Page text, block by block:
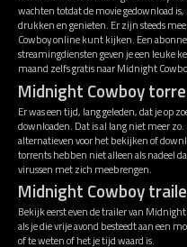
wachten totdat de movie gedownload
drukken en genieten. Er zijn steeds
Cowboy online kunt kijken. Een
streamingdiensten geven je een leuke
maand zelfs gratis naar Midnight
Midnight Cowboy
Er was een tijd, lang geleden, dat je op
downloaden. Dat is al lang niet meer
alternatieven voor het bekijken of
torrents hebben niet alleen als nadeel
virussen met zich meebrengen.
Midnight Cowboy
Bekijk eerst even de trailer van
als je die vrije avond besteedt aan een
of te weten of het je tijd waard is.